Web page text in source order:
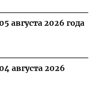
августа 2026 года
августа 2026